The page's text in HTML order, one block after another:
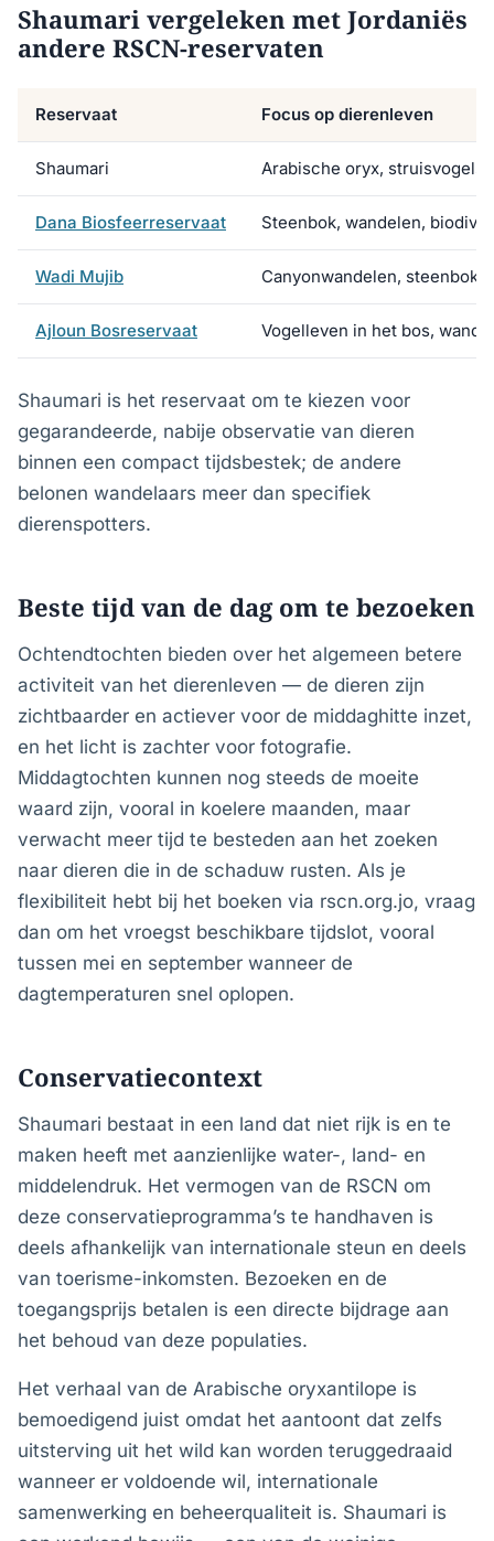
Shaumari vergeleken met Jordaniës
andere RSCN-reservaten
Reservaat Focus op dierenleven
Shaumari Arabische oryx, struisvogels,
Dana Biosfeerreservaat Steenbok, wandelen,
Wadi Mujib Canyonwandelen, steenbok
Ajloun Bosreservaat Vogelleven in het bos,
Shaumari is het reservaat om te kiezen voor
gegarandeerde, nabije observatie van dieren
binnen een compact tijdsbestek; de andere
belonen wandelaars meer dan specifiek
dierenspotters.
Beste tijd van de dag om te bezoeken
Ochtendtochten bieden over het algemeen betere
activiteit van het dierenleven — de dieren zijn
zichtbaarder en actiever voor de middaghitte inzet,
en het licht is zachter voor fotografie.
Middagtochten kunnen nog steeds de moeite
waard zijn, vooral in koelere maanden, maar
verwacht meer tijd te besteden aan het zoeken
naar dieren die in de schaduw rusten. Als je
flexibiliteit hebt bij het boeken via rscn.org.jo, vraag
dan om het vroegst beschikbare tijdslot, vooral
tussen mei en september wanneer de
dagtemperaturen snel oplopen.
Conservatiecontext
Shaumari bestaat in een land dat niet rijk is en te
maken heeft met aanzienlijke water-, land- en
middelendruk. Het vermogen van de RSCN om
deze conservatieprogramma’s te handhaven is
deels afhankelijk van internationale steun en deels
van toerisme-inkomsten. Bezoeken en de
toegangsprijs betalen is een directe bijdrage aan
het behoud van deze populaties.
Het verhaal van de Arabische oryxantilope is
bemoedigend juist omdat het aantoont dat zelfs
uitsterving uit het wild kan worden teruggedraaid
wanneer er voldoende wil, internationale
samenwerking en beheerqualiteit is. Shaumari is